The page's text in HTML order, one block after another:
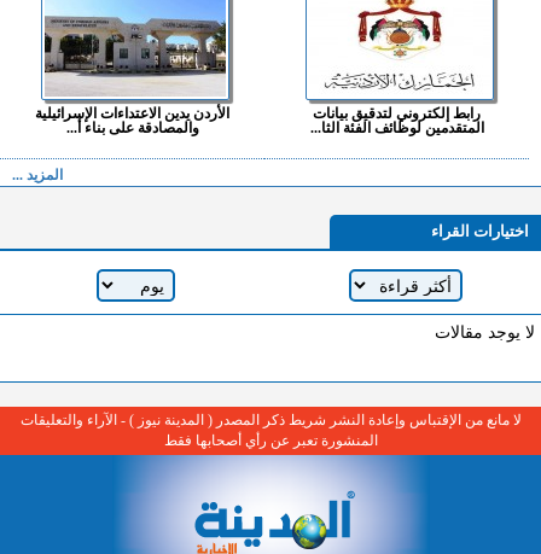
رابط إلكتروني لتدقيق بيانات
المتقدمين لوظائف الفئة الثا...
الأردن يدين الاعتداءات الإسرائيلية
والمصادقة على بناء أ...
المزيد ...
اختيارات القراء
لا يوجد مقالات
لا مانع من الإقتباس وإعادة النشر شريط ذكر المصدر ( المدينة نيوز ) - الآراء والتعليقات
المنشورة تعبر عن رأي أصحابها فقط